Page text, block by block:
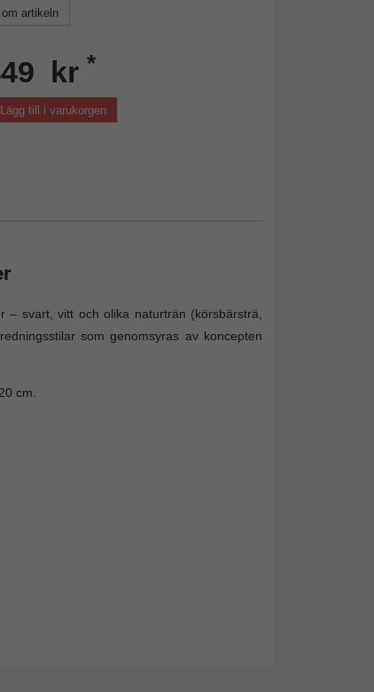
om artikeln
kr *
Lägg till i varukorgen
svart, vitt och olika naturträn (körsbärsträ,
som genomsyras av koncepten
cm.